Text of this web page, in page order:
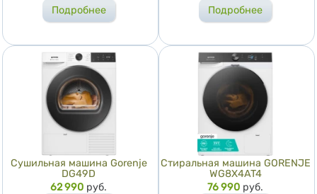
Подробнее
Подробнее
Сушильная машина Gorenje
DG49D
Цена
62 990 руб.
Стиральная машина GORENJE
WG8X4AT4
Цена
76 990 руб.